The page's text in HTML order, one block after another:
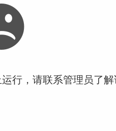
行，请联系管理员了